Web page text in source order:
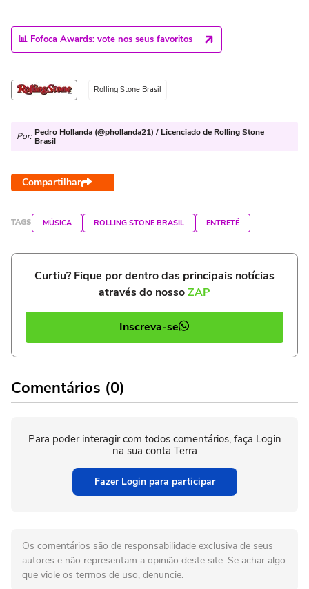
📊 Fofoca Awards: vote nos seus favoritos
Rolling Stone Brasil
Por: Pedro Hollanda (@phollanda21) / Licenciado de Rolling Stone
Brasil
Compartilhar
TAGS MÚSICA ROLLING STONE BRASIL ENTRETÊ
Curtiu? Fique por dentro das principais notícias
através do nossoZAP
Inscreva-se
Comentários (0)
Para poder interagir com todos comentários, faça Login
na sua conta Terra
Fazer Login para participar
Os comentários são de responsabilidade exclusiva de seus
autores e não representam a opinião deste site. Se achar algo
que viole os termos de uso, denuncie.